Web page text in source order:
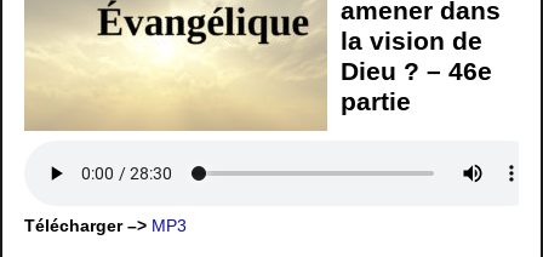
amener dans
la vision de
Dieu ? – 46e
partie
Télécharger –> MP3